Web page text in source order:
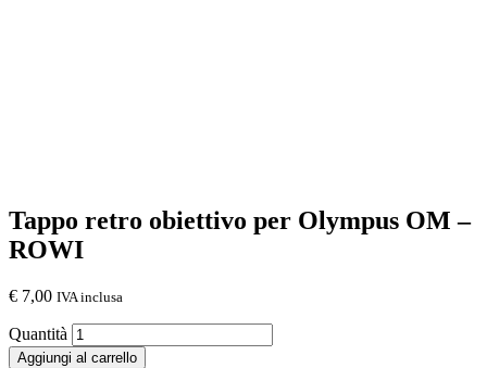
Tappo retro obiettivo per Olympus OM –
ROWI
€ 7,00 IVA inclusa
Quantità
Aggiungi al carrello